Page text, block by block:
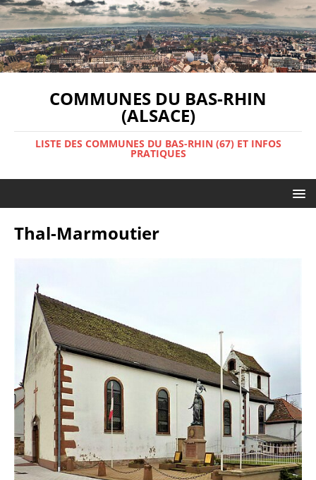
COMMUNES DU BAS-RHIN
(ALSACE)
LISTE DES COMMUNES DU BAS-RHIN (67) ET INFOS
PRATIQUES
Thal-Marmoutier